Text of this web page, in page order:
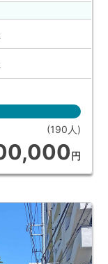
(190人)
円